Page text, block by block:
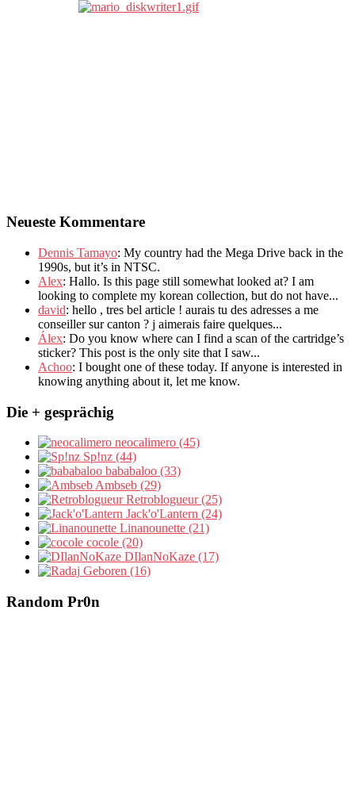
Neueste Kommentare
Dennis Tamayo: My country had the Mega Drive back in the
1990s, but it’s in NTSC.
Alex: Hallo. Is this page still somewhat looked at? I am
looking to complete my korean collection, but do not have...
david: hello , tres bel article ! aurais tu des adresses a me
conseiller sur canton ? j aimerais faire quelques...
Álex: Do you know where can I find a scan of the cartridge’s
sticker? This post is the only site that I saw...
Achoo: I bought one of these today. If anyone is interested in
knowing anything about it, let me know.
Die + gesprächig
neocalimero (45)
Sp!nz (44)
bababaloo (33)
Ambseb (29)
Retroblogueur (25)
Jack'o'Lantern (24)
Linanounette (21)
cocole (20)
DIlanNoKaze (17)
Geboren (16)
Random Pr0n